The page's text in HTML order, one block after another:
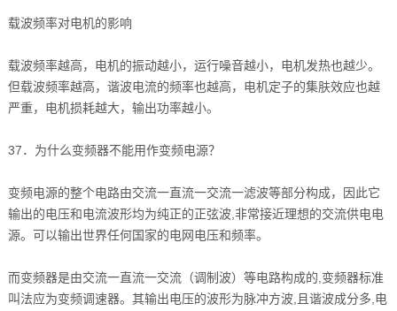
载波频率对电机的影响
载波频率越高，电机的振动越小，运行噪音越小，电机发热也越少。
但载波频率越高，谐波电流的频率也越高，电机定子的集肤效应也越
严重，电机损耗越大，输出功率越小。
37．为什么变频器不能用作变频电源？
变频电源的整个电路由交流一直流一交流一滤波等部分构成，因此它
输出的电压和电流波形均为纯正的正弦波,非常接近理想的交流供电电
源。可以输出世界任何国家的电网电压和频率。
而变频器是由交流一直流一交流（调制波）等电路构成的,变频器标准
叫法应为变频调速器。其输出电压的波形为脉冲方波,且谐波成分多,电